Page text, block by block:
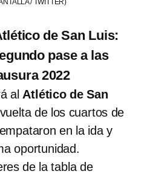
de San Luis:
pase a las
2022
al Atlético de San
de los cuartos de
en la ida y
oportunidad.
de la tabla de